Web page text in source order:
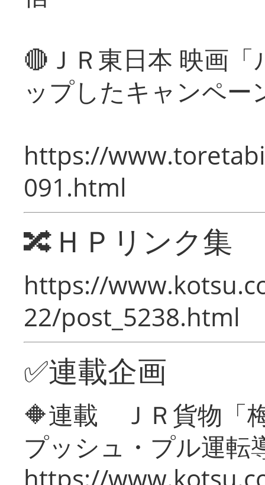
🔴ＪＲ東日本 映画
ップしたキャンペー
https://
091.html
🔀ＨＰリンク集
https://
22/post_5238.html
✅連載企画
🔶連載 ＪＲ貨物「
プッシュ・プル運転